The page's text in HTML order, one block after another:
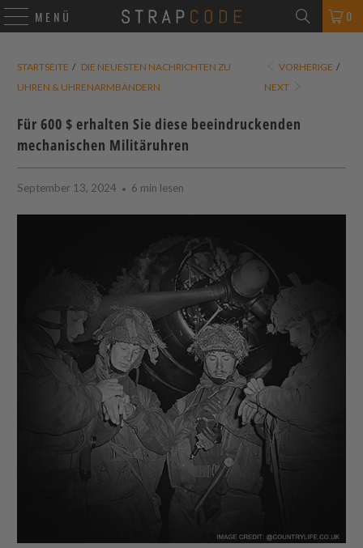
MENÜ 0
STARTSEITE / DIE NEUESTEN NACHRICHTEN ZU
UHREN & UHRENARMBÄNDERN
VORHERIGE /
NEXT
Für 600 $ erhalten Sie diese beeindruckenden
mechanischen Militäruhren
September 13, 2024 6 min lesen